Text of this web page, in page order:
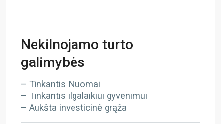
Nekilnojamo turto
galimybės
– Tinkantis Nuomai
– Tinkantis ilgalaikiui gyvenimui
– Aukšta investicinė grąža